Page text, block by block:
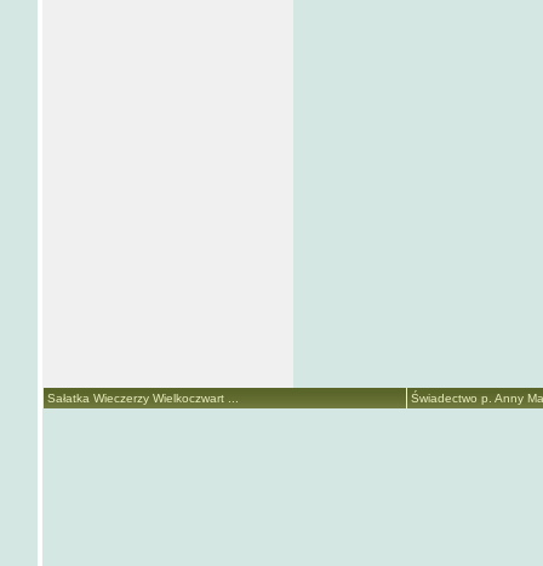
Sałatka Wieczerzy Wielkoczwart ... Świadectwo p. Anny